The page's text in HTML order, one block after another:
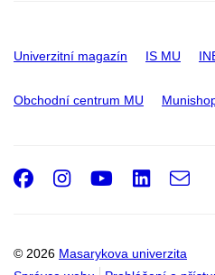
Univerzitní magazín IS MU
Obchodní centrum MU
© 2026 Masarykova univerzita
Facebook
Instagram
Youtube
e-